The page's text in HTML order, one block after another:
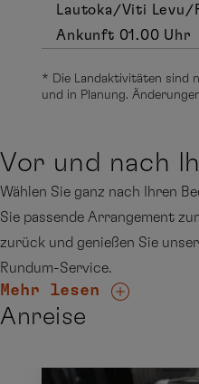
Lautoka/Viti Levu/
Ankunft 01.00 Uhr
* Die Landaktivitäten sind
und in Planung.
Vor und nach
Wählen Sie ganz nach Ihren
Sie passende Arrangement
zurück und genießen Sie
Rundum-Service.
Mehr lesen
Anreise